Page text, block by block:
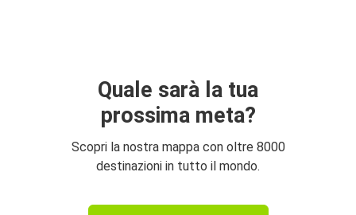
Quale sarà la tua
prossima meta?
Scopri la nostra mappa con oltre 8000
destinazioni in tutto il mondo.